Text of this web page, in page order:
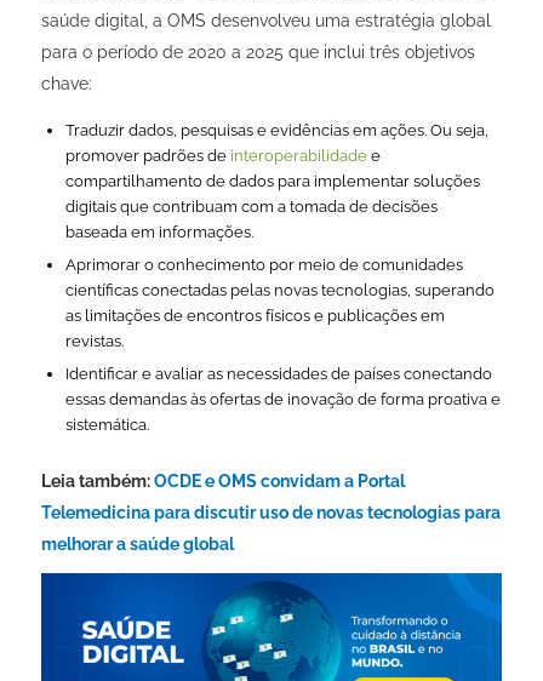
saúde digital, a OMS desenvolveu uma estratégia global
para o período de 2020 a 2025 que inclui três objetivos
chave:
Traduzir dados, pesquisas e evidências em ações. Ou seja,
promover padrões de interoperabilidadee
compartilhamento de dados para implementar soluções
digitais que contribuam com a tomada de decisões
baseada em informações.
Aprimorar o conhecimento por meio de comunidades
científicas conectadas pelas novas tecnologias, superando
as limitações de encontros físicos e publicações em
revistas.
Identificar e avaliar as necessidades de países conectando
essas demandas às ofertas de inovação de forma proativa e
sistemática.
Leia também:OCDE e OMS convidam a Portal
Telemedicina para discutir uso de novas tecnologias para
melhorar a saúde global